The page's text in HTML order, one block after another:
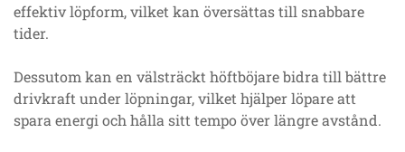
effektiv löpform, vilket kan översättas till snabbare
tider.
Dessutom kan en välsträckt höftböjare bidra till bättre
drivkraft under löpningar, vilket hjälper löpare att
spara energi och hålla sitt tempo över längre avstånd.